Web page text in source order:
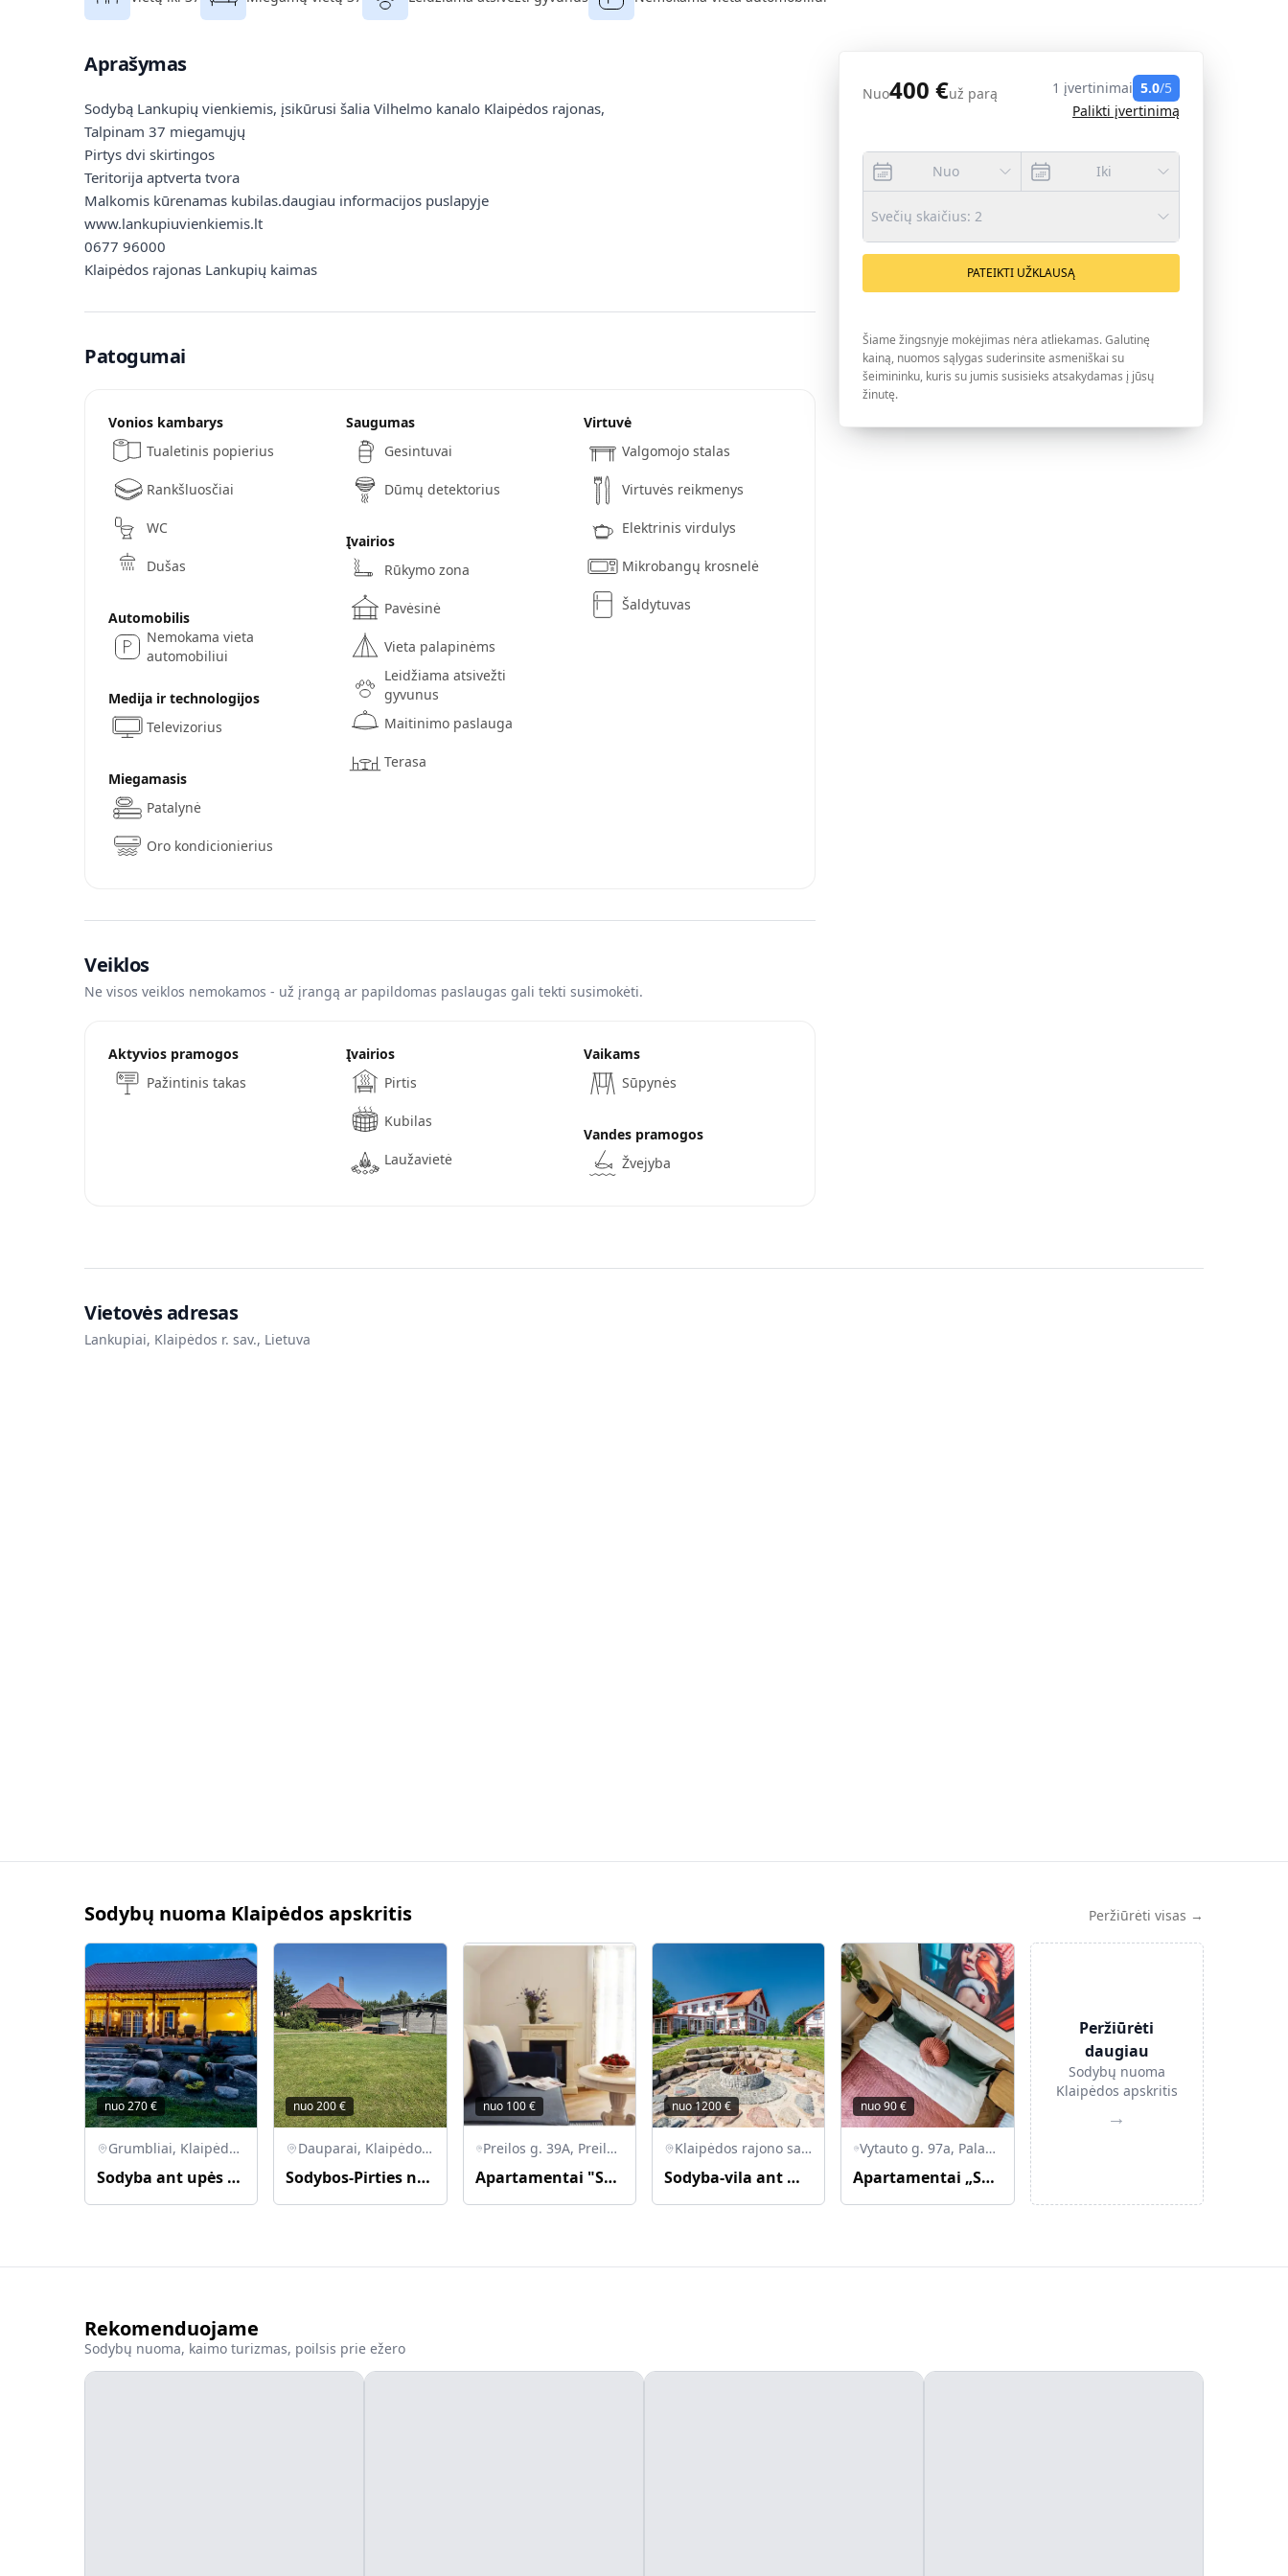
Aprašymas
Sodybą Lankupių vienkiemis, įsikūrusi šalia Vilhelmo kanalo Klaipėdos rajonas,
Talpinam 37 miegamųjų
Pirtys dvi skirtingos
Teritorija aptverta tvora
Malkomis kūrenamas kubilas.daugiau informacijos puslapyje
www.lankupiuvienkiemis.lt
0677 96000
Klaipėdos rajonas Lankupių kaimas
Patogumai
Vonios kambarys
Tualetinis popierius
Rankšluosčiai
WC
Dušas
Automobilis
Nemokama vieta
automobiliui
Medija ir technologijos
Televizorius
Miegamasis
Patalynė
Oro kondicionierius
Saugumas
Gesintuvai
Dūmų detektorius
Įvairios
Rūkymo zona
Pavėsinė
Vieta palapinėms
Leidžiama atsivežti
gyvunus
Maitinimo paslauga
Terasa
Virtuvė
Valgomojo stalas
Virtuvės reikmenys
Elektrinis virdulys
Mikrobangų krosnelė
Šaldytuvas
Veiklos
Ne visos veiklos nemokamos - už įrangą ar papildomas paslaugas gali tekti susimokėti.
Aktyvios pramogos
Pažintinis takas
Įvairios
Pirtis
Kubilas
Laužavietė
Vaikams
Sūpynės
Vandes pramogos
Žvejyba
Nuo400 €už parą 1 įvertinimai 5.0/5
Palikti įvertinimą
Nuo Iki
Svečių skaičius: 2
PATEIKTI UŽKLAUSĄ
Šiame žingsnyje mokėjimas nėra atliekamas. Galutinę
kainą, nuomos sąlygas suderinsite asmeniškai su
šeimininku, kuris su jumis susisieks atsakydamas į jūsų
žinutę.
Vietovės adresas
Lankupiai, Klaipėdos r. sav., Lietuva
Sodybų nuoma Klaipėdos apskritis Peržiūrėti visas →
nuo270€
Grumbliai, Klaipėdos r. sav., Lietuva
Sodyba ant upės Minijos kranto
nuo200€
Dauparai, Klaipėdos r. sav., Lietuva
Sodybos-Pirties nuoma. Galima su kubilu bei nakvynę
nuo 100€
Preilos g. 39A, Preila, Neringos savivaldybė, Lietuva
Apartamentai "Smėlynas" Preiloje
nuo1200€
Klaipėdos rajono savivaldybė, Lietuva
Sodyba-vila ant Minijos upės kranto
nuo90€
Vytauto g. 97a, Palanga, Palangos miesto savivaldybė, Lietuva
Apartamentai „Smėlynas Boutique & SPA“
Peržiūrėti
daugiau
Sodybų nuoma
Klaipėdos apskritis
→
Rekomenduojame
Sodybų nuoma, kaimo turizmas, poilsis prie ežero